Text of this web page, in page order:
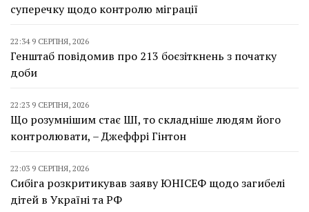
суперечку щодо контролю міграції
22:34 9 СЕРПНЯ, 2026
Генштаб повідомив про 213 боєзіткнень з початку
доби
22:23 9 СЕРПНЯ, 2026
Що розумнішим стає ШІ, то складніше людям його
контролювати, – Джеффрі Гінтон
22:03 9 СЕРПНЯ, 2026
Сибіга розкритикував заяву ЮНІСЕФ щодо загибелі
дітей в Україні та РФ